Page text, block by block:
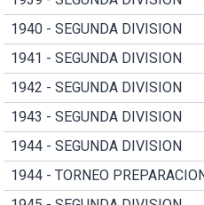
1940 - SEGUNDA DIVISION
1941 - SEGUNDA DIVISION
1942 - SEGUNDA DIVISION
1943 - SEGUNDA DIVISION
1944 - SEGUNDA DIVISION
1944 - TORNEO